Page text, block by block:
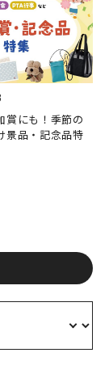
賞にも！季節の
景品・記念品特